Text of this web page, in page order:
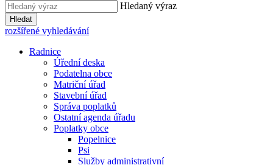
Hledaný výraz
Hledat
rozšířené vyhledávání
Radnice
Úřední deska
Podatelna obce
Matriční úřad
Stavební úřad
Správa poplatků
Ostatní agenda úřadu
Poplatky obce
Popelnice
Psi
Služby administrativní